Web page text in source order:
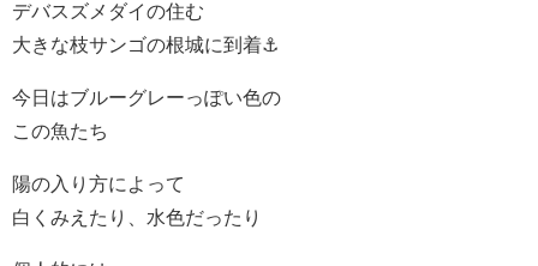
デバスズメダイの住む
大きな枝サンゴの根城に到着⚓
今日はブルーグレーっぽい色の
この魚たち
陽の入り方によって
白くみえたり、水色だったり